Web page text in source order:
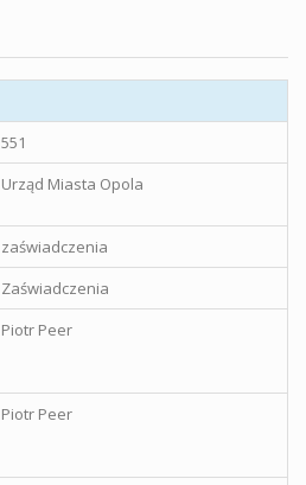
551
Urząd Miasta Opola
zaświadczenia
Zaświadczenia
Piotr Peer
Piotr Peer